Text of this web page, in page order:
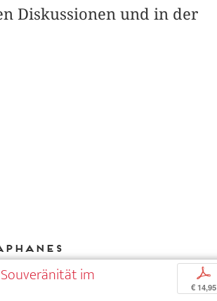
Diskussionen und in der
im p
€ 14,95